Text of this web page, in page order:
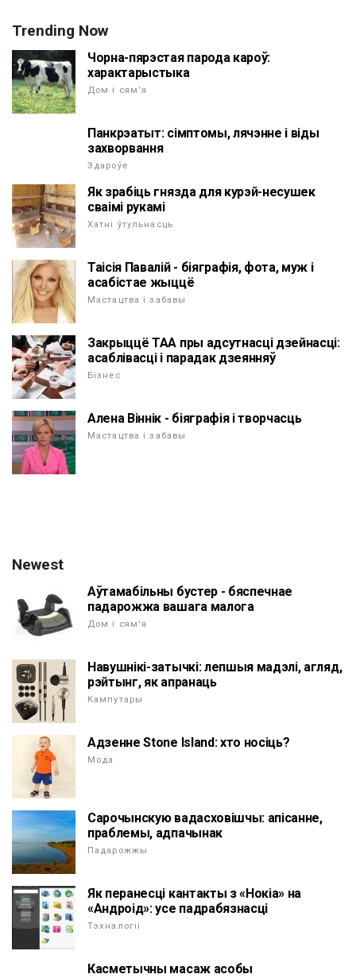
Trending Now
Чорна-пярэстая парода кароў:
характарыстыка
Дом і сям'я
Панкрэатыт: сімптомы, лячэнне і віды
захворвання
Здароўе
Як зрабіць гнязда для курэй-несушек
сваімі рукамі
Хатні ўтульнасць
Таісія Павалій - біяграфія, фота, муж і
асабістае жыццё
Мастацтва і забавы
Закрыццё ТАА пры адсутнасці дзейнасці:
асаблівасці і парадак дзеянняў
Бізнес
Алена Віннік - біяграфія і творчасць
Мастацтва і забавы
Newest
Аўтамабільны бустер - бяспечнае
падарожжа вашага малога
Дом і сям'я
Навушнікі-затычкі: лепшыя мадэлі, агляд,
рэйтынг, як апранаць
Кампутары
Адзенне Stone Island: хто носіць?
Мода
Сарочынскую вадасховішчы: апісанне,
праблемы, адпачынак
Падарожжы
Як перанесці кантакты з «Нокіа» на
«Андроід»: усе падрабязнасці
Тэхналогіі
Касметычны масаж асобы